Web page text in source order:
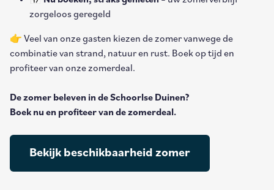
zorgeloos geregeld
👉 Veel van onze gasten kiezen de zomer vanwege de
combinatie van strand, natuur en rust. Boek op tijd en
profiteer van onze zomerdeal.
De zomer beleven in de Schoorlse Duinen?
Boek nu en profiteer van de zomerdeal.
Bekijk beschikbaarheid zomer